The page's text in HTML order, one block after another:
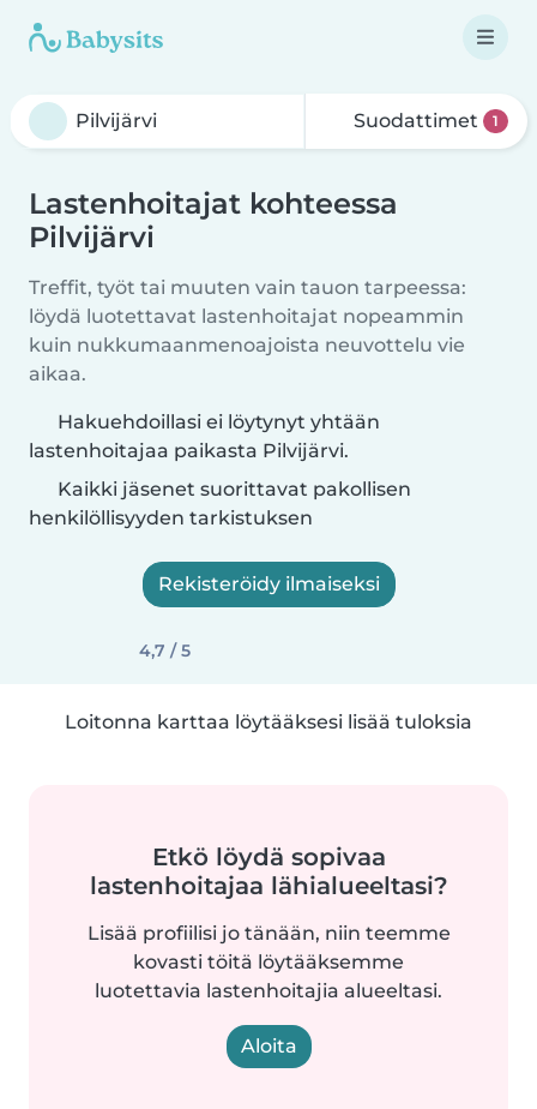
Suodattimet 1
Lastenhoitajat kohteessa
Pilvijärvi
Treffit, työt tai muuten vain tauon tarpeessa:
löydä luotettavat lastenhoitajat nopeammin
kuin nukkumaanmenoajoista neuvottelu vie
aikaa.
Hakuehdoillasi ei löytynyt yhtään
lastenhoitajaa paikasta Pilvijärvi.
Kaikki jäsenet suorittavat pakollisen
henkilöllisyyden tarkistuksen
Rekisteröidy ilmaiseksi
4,7 / 5
Loitonna karttaa löytääksesi lisää tuloksia
Etkö löydä sopivaa
lastenhoitajaa lähialueeltasi?
Lisää profiilisi jo tänään, niin teemme
kovasti töitä löytääksemme
luotettavia lastenhoitajia alueeltasi.
Aloita